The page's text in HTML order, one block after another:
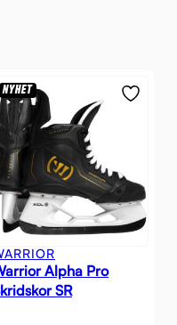
NYHET
Alpha Pro
SR